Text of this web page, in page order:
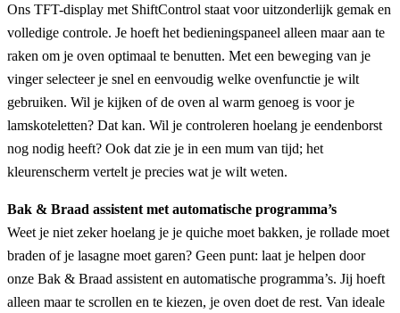
Ons TFT-display met ShiftControl staat voor uitzonderlijk gemak en
volledige controle. Je hoeft het bedieningspaneel alleen maar aan te
raken om je oven optimaal te benutten. Met een beweging van je
vinger selecteer je snel en eenvoudig welke ovenfunctie je wilt
gebruiken. Wil je kijken of de oven al warm genoeg is voor je
lamskoteletten? Dat kan. Wil je controleren hoelang je eendenborst
nog nodig heeft? Ook dat zie je in een mum van tijd; het
kleurenscherm vertelt je precies wat je wilt weten.
Bak & Braad assistent met automatische programma’s
Weet je niet zeker hoelang je je quiche moet bakken, je rollade moet
braden of je lasagne moet garen? Geen punt: laat je helpen door
onze Bak & Braad assistent en automatische programma’s. Jij hoeft
alleen maar te scrollen en te kiezen, je oven doet de rest. Van ideale